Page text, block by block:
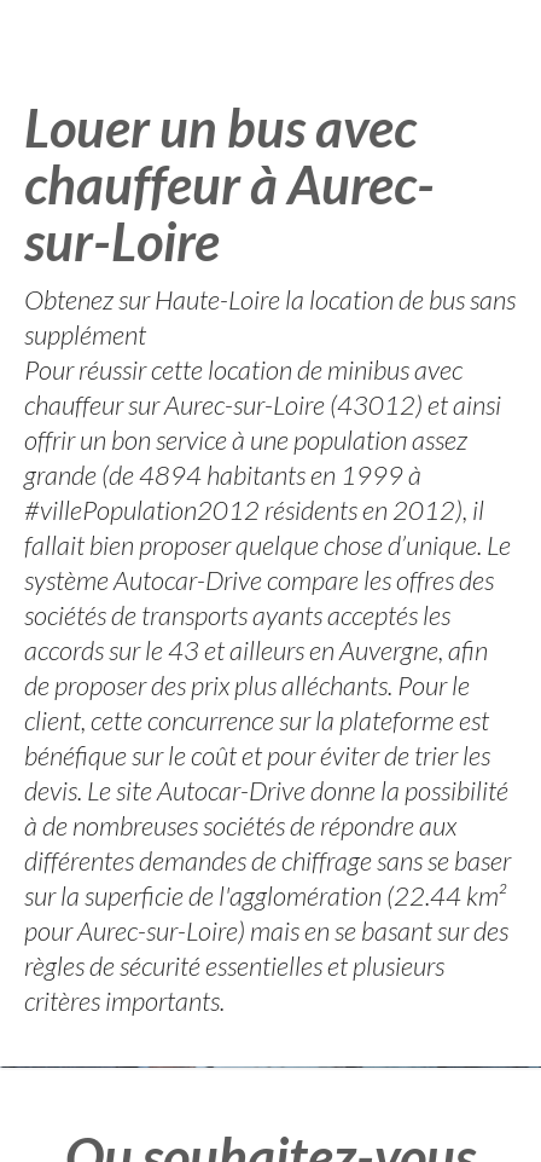
Louer un bus avec
chauffeur à Aurec-
sur-Loire
Obtenez sur Haute-Loire la location de bus sans
supplément
Pour réussir cette location de minibus avec
chauffeur sur Aurec-sur-Loire (43012) et ainsi
offrir un bon service à une population assez
grande (de 4894 habitants en 1999 à
#villePopulation2012 résidents en 2012), il
fallait bien proposer quelque chose d’unique. Le
système Autocar-Drive compare les offres des
sociétés de transports ayants acceptés les
accords sur le 43 et ailleurs en Auvergne, afin
de proposer des prix plus alléchants. Pour le
client, cette concurrence sur la plateforme est
bénéfique sur le coût et pour éviter de trier les
devis. Le site Autocar-Drive donne la possibilité
à de nombreuses sociétés de répondre aux
différentes demandes de chiffrage sans se baser
sur la superficie de l'agglomération (22.44 km²
pour Aurec-sur-Loire) mais en se basant sur des
règles de sécurité essentielles et plusieurs
critères importants.